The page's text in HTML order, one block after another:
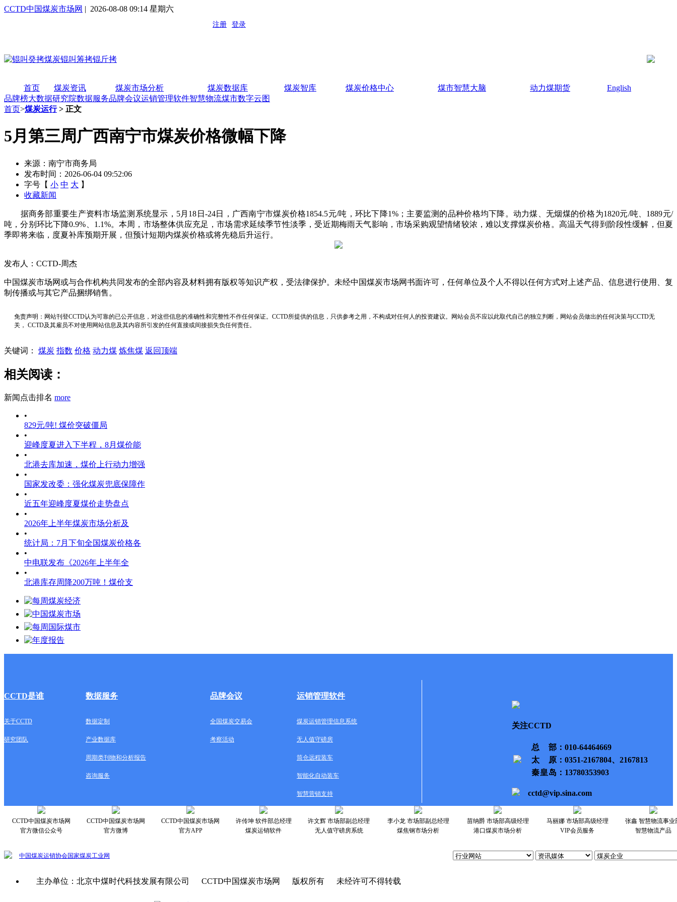
CCTD中国煤炭市场网 | 2026-08-08 09:14 星期六
首页 煤炭资讯 煤炭市场分析 煤炭数据库 煤炭智库 煤炭价格中心 煤市智慧大脑 动力煤期货
English
品牌榜大数据研究院数据服务品牌会议运销管理软件智慧物流煤市数字云图
首页>煤炭运行> 正文
5月第三周广西南宁市煤炭价格微幅下降
来源：南宁市商务局
发布时间：2026-06-04 09:52:06
字号【 小 中 大 】
收藏新闻
据商务部重要生产资料市场监测系统显示，5月18日-24日，广西南宁市煤炭价格1854.5元/吨，环比下降1%；主要监测的品种价格均下降。动力煤、无烟煤的价格为1820元/吨、1889元/
吨，分别环比下降0.9%、1.1%。本周，市场整体供应充足，市场需求延续季节性淡季，受近期梅雨天气影响，市场采购观望情绪较浓，难以支撑煤炭价格。高温天气得到阶段性缓解，但夏
季即将来临，度夏补库预期开展，但预计短期内煤炭价格或将先稳后升运行。
发布人：CCTD-周杰
中国煤炭市场网或与合作机构共同发布的全部内容及材料拥有版权等知识产权，受法律保护。未经中国煤炭市场网书面许可，任何单位及个人不得以任何方式对上述产品、信息进行使用、复
制传播或与其它产品捆绑销售。
免责声明：网站刊登CCTD认为可靠的已公开信息，对这些信息的准确性和完整性不作任何保证。CCTD所提供的信息，只供参考之用，不构成对任何人的投资建议。网站会员不应以此取代自己的独立判断，网站会员做出的任何决策与CCTD无
关， CCTD及其雇员不对使用网站信息及其内容所引发的任何直接或间接损失负任何责任。
关键词： 煤炭 指数 价格 动力煤 炼焦煤 返回顶端
相关阅读：
新闻点击排名 more
•
829元/吨! 煤价突破僵局
•
迎峰度夏进入下半程，8月煤价能
•
北港去库加速，煤价上行动力增强
•
国家发改委：强化煤炭兜底保障作
•
近五年迎峰度夏煤价走势盘点
•
2026年上半年煤炭市场分析及
•
统计局：7月下旬全国煤炭价格各
•
中电联发布《2026年上半年全
•
北港库存周降200万吨！煤价支
CCTD是谁 数据服务 品牌会议 运销管理软件
关于CCTD 数据定制 全国煤炭交易会 煤炭运销管理信息系统
研究团队 产业数据库 考察活动 无人值守磅房
周期类刊物和分析报告 筒仓远程装车
咨询服务 智能化自动装车
智慧营销支持
关注CCTD
总部 ：010-64464669
太原 ：0351-2167804、2167813
秦皇岛 ：13780353903
cctd@vip.sina.com
CCTD中国煤炭市场网
官方微信公众号
CCTD中国煤炭市场网
官方微博
CCTD中国煤炭市场网
官方APP
许传坤 软件部总经理
煤炭运销软件
许文辉 市场部副总经理
无人值守磅房系统
李小龙 市场部副总经理
煤焦钢市场分析
苗纳爵 市场部高级经理
港口煤炭市场分析
马丽娜 市场部高级经理
VIP会员服务
张鑫 智慧物流事业
智慧物流产品
中国煤炭运销协会国家煤炭工业网
主办单位：北京中煤时代科技发展有限公司 CCTD中国煤炭市场网 版权所有 未经许可不得转载